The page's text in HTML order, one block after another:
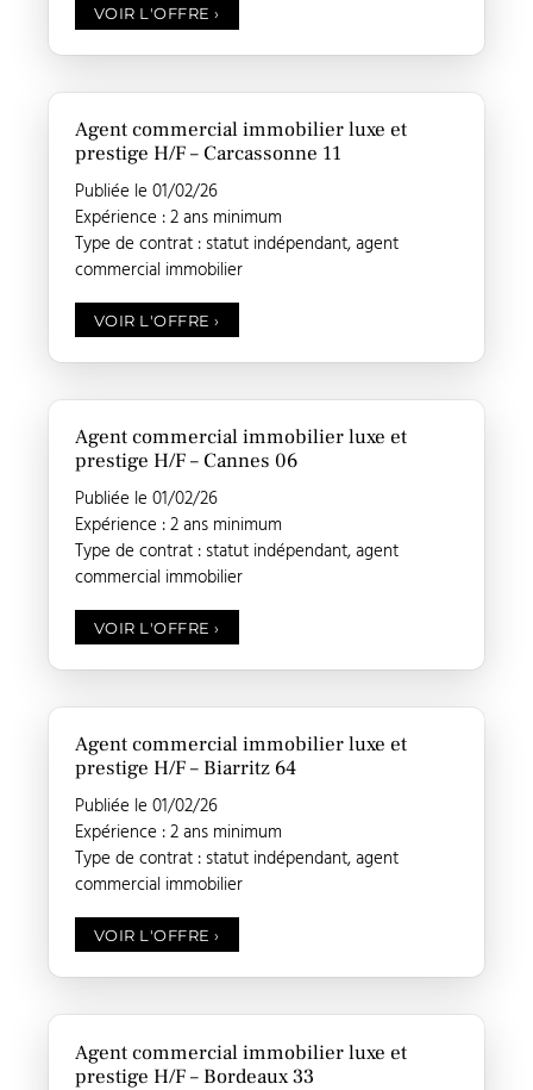
VOIR L'OFFRE›
Agent commercial immobilier luxe et
prestige H/F – Carcassonne 11
Publiée le 01/02/26
Expérience : 2 ans minimum
Type de contrat : statut indépendant, agent
commercial immobilier
VOIR L'OFFRE›
Agent commercial immobilier luxe et
prestige H/F – Cannes 06
Publiée le 01/02/26
Expérience : 2 ans minimum
Type de contrat : statut indépendant, agent
commercial immobilier
VOIR L'OFFRE›
Agent commercial immobilier luxe et
prestige H/F – Biarritz 64
Publiée le 01/02/26
Expérience : 2 ans minimum
Type de contrat : statut indépendant, agent
commercial immobilier
VOIR L'OFFRE›
Agent commercial immobilier luxe et
prestige H/F – Bordeaux 33